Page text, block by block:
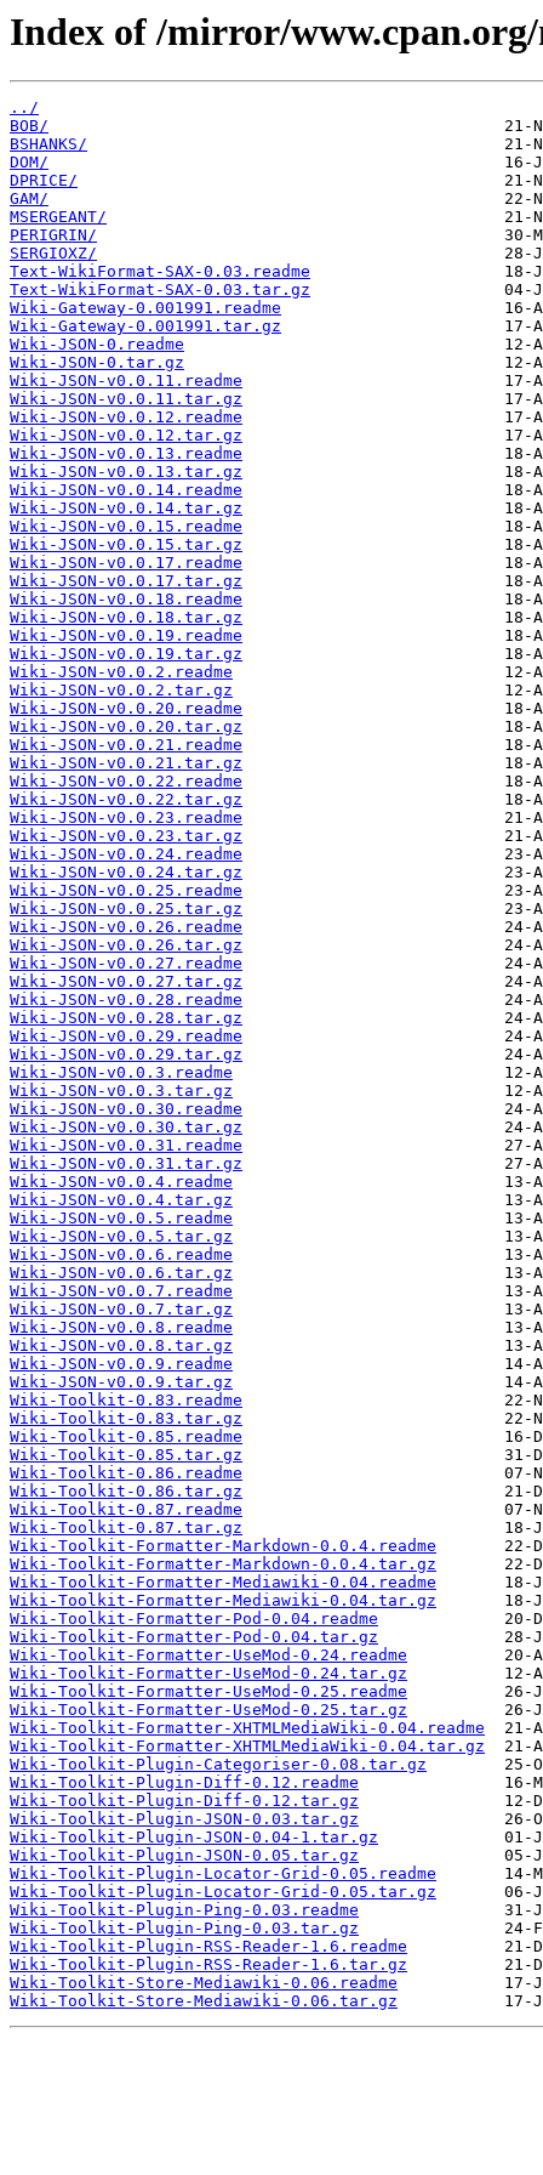
Index of /mirror/
../
BOB/
BSHANKS/
DOM/
DPRICE/
GAM/
MSERGEANT/
PERIGRIN/
SERGIOXZ/
Text-WikiFormat-SAX-0.03.readme
Text-WikiFormat-SAX-0.03.tar.gz
Wiki-Gateway-0.001991.readme
Wiki-Gateway-0.001991.tar.gz
Wiki-JSON-0.readme
Wiki-JSON-0.tar.gz
Wiki-JSON-v0.0.11.readme
Wiki-JSON-v0.0.11.tar.gz
Wiki-JSON-v0.0.12.readme
Wiki-JSON-v0.0.12.tar.gz
Wiki-JSON-v0.0.13.readme
Wiki-JSON-v0.0.13.tar.gz
Wiki-JSON-v0.0.14.readme
Wiki-JSON-v0.0.14.tar.gz
Wiki-JSON-v0.0.15.readme
Wiki-JSON-v0.0.15.tar.gz
Wiki-JSON-v0.0.17.readme
Wiki-JSON-v0.0.17.tar.gz
Wiki-JSON-v0.0.18.readme
Wiki-JSON-v0.0.18.tar.gz
Wiki-JSON-v0.0.19.readme
Wiki-JSON-v0.0.19.tar.gz
Wiki-JSON-v0.0.2.readme
Wiki-JSON-v0.0.2.tar.gz
Wiki-JSON-v0.0.20.readme
Wiki-JSON-v0.0.20.tar.gz
Wiki-JSON-v0.0.21.readme
Wiki-JSON-v0.0.21.tar.gz
Wiki-JSON-v0.0.22.readme
Wiki-JSON-v0.0.22.tar.gz
Wiki-JSON-v0.0.23.readme
Wiki-JSON-v0.0.23.tar.gz
Wiki-JSON-v0.0.24.readme
Wiki-JSON-v0.0.24.tar.gz
Wiki-JSON-v0.0.25.readme
Wiki-JSON-v0.0.25.tar.gz
Wiki-JSON-v0.0.26.readme
Wiki-JSON-v0.0.26.tar.gz
Wiki-JSON-v0.0.27.readme
Wiki-JSON-v0.0.27.tar.gz
Wiki-JSON-v0.0.28.readme
Wiki-JSON-v0.0.28.tar.gz
Wiki-JSON-v0.0.29.readme
Wiki-JSON-v0.0.29.tar.gz
Wiki-JSON-v0.0.3.readme
Wiki-JSON-v0.0.3.tar.gz
Wiki-JSON-v0.0.30.readme
Wiki-JSON-v0.0.30.tar.gz
Wiki-JSON-v0.0.31.readme
Wiki-JSON-v0.0.31.tar.gz
Wiki-JSON-v0.0.4.readme
Wiki-JSON-v0.0.4.tar.gz
Wiki-JSON-v0.0.5.readme
Wiki-JSON-v0.0.5.tar.gz
Wiki-JSON-v0.0.6.readme
Wiki-JSON-v0.0.6.tar.gz
Wiki-JSON-v0.0.7.readme
Wiki-JSON-v0.0.7.tar.gz
Wiki-JSON-v0.0.8.readme
Wiki-JSON-v0.0.8.tar.gz
Wiki-JSON-v0.0.9.readme
Wiki-JSON-v0.0.9.tar.gz
Wiki-Toolkit-0.83.readme
Wiki-Toolkit-0.83.tar.gz
Wiki-Toolkit-0.85.readme
Wiki-Toolkit-0.85.tar.gz
Wiki-Toolkit-0.86.readme
Wiki-Toolkit-0.86.tar.gz
Wiki-Toolkit-0.87.readme
Wiki-Toolkit-0.87.tar.gz
Wiki-Toolkit-Formatter-Markdown-0.0.4.readme
Wiki-Toolkit-Formatter-Markdown-0.0.4.tar.gz
Wiki-Toolkit-Formatter-Mediawiki-0.04.readme
Wiki-Toolkit-Formatter-Mediawiki-0.04.tar.gz
Wiki-Toolkit-Formatter-Pod-0.04.readme
Wiki-Toolkit-Formatter-Pod-0.04.tar.gz
Wiki-Toolkit-Formatter-UseMod-0.24.readme
Wiki-Toolkit-Formatter-UseMod-0.24.tar.gz
Wiki-Toolkit-Formatter-UseMod-0.25.readme
Wiki-Toolkit-Formatter-UseMod-0.25.tar.gz
Wiki-Toolkit-Formatter-XHTMLMediaWiki-0.04.readme
Wiki-Toolkit-Formatter-XHTMLMediaWiki-0.04.tar.gz
Wiki-Toolkit-Plugin-Categoriser-0.08.tar.gz
Wiki-Toolkit-Plugin-Diff-0.12.readme
Wiki-Toolkit-Plugin-Diff-0.12.tar.gz
Wiki-Toolkit-Plugin-JSON-0.03.tar.gz
Wiki-Toolkit-Plugin-JSON-0.04-1.tar.gz
Wiki-Toolkit-Plugin-JSON-0.05.tar.gz
Wiki-Toolkit-Plugin-Locator-Grid-0.05.readme
Wiki-Toolkit-Plugin-Locator-Grid-0.05.tar.gz
Wiki-Toolkit-Plugin-Ping-0.03.readme
Wiki-Toolkit-Plugin-Ping-0.03.tar.gz
Wiki-Toolkit-Plugin-RSS-Reader-1.6.readme
Wiki-Toolkit-Plugin-RSS-Reader-1.6.tar.gz
Wiki-Toolkit-Store-Mediawiki-0.06.readme
Wiki-Toolkit-Store-Mediawiki-0.06.tar.gz